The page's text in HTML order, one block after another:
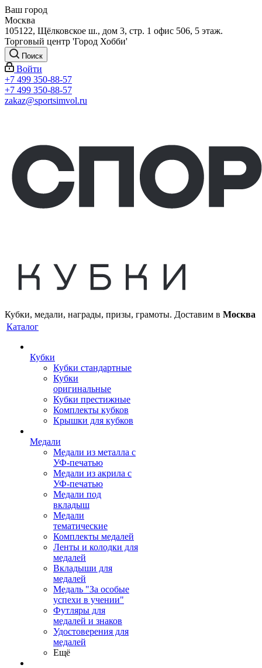
Ваш город
Москва
105122, Щёлковское ш., дом 3, стр. 1 офис 506, 5 этаж.
Торговый центр 'Город Хобби'
Поиск
Войти
+7 499 350-88-57
+7 499 350-88-57
zakaz@sportsimvol.ru
Кубки, медали, награды, призы, грамоты. Доставим в Москва
Каталог
Кубки
Кубки стандартные
Кубки
оригинальные
Кубки престижные
Комплекты кубков
Крышки для кубков
Медали
Медали из металла с
УФ-печатью
Медали из акрила с
УФ-печатью
Медали под
вкладыш
Медали
тематические
Комплекты медалей
Ленты и колодки для
медалей
Вкладыши для
медалей
Медаль "За особые
успехи в учении"
Футляры для
медалей и знаков
Удостоверения для
медалей
Ещё